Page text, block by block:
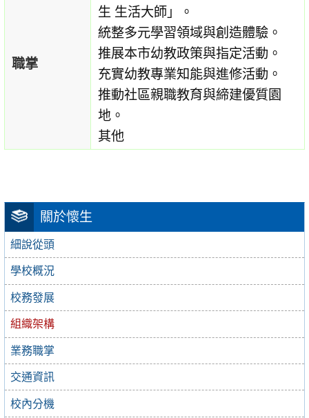
關於懷生
細說從頭
學校概況
校務發展
組織架構
業務職掌
交通資訊
校內分機
職掌
生 生活大師」。
統整多元學習領域與創造體驗。
推展本市幼教政策與指定活動。
充實幼教專業知能與進修活動。
推動社區親職教育與締建優質園
地。
其他